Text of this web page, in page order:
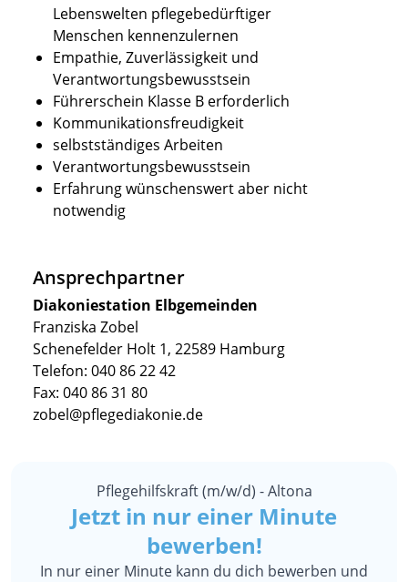
Lebenswelten pflegebedürftiger
Menschen kennenzulernen
Empathie, Zuverlässigkeit und
Verantwortungsbewusstsein
Führerschein Klasse B erforderlich
Kommunikationsfreudigkeit
selbstständiges Arbeiten
Verantwortungsbewusstsein
Erfahrung wünschenswert aber nicht
notwendig
Ansprechpartner
Diakoniestation Elbgemeinden
Franziska Zobel
Schenefelder Holt 1, 22589 Hamburg
Telefon: 040 86 22 42
Fax: 040 86 31 80
zobel@pflegediakonie.de
Pflegehilfskraft (m/w/d) - Altona
Jetzt in nur einer Minute
bewerben!
In nur einer Minute kann du dich bewerben und